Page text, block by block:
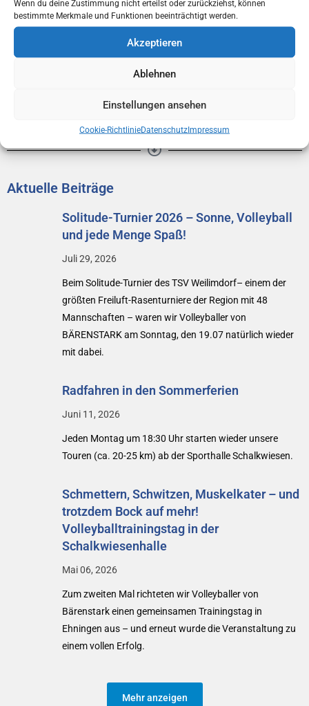
Wenn du deine Zustimmung nicht erteilst oder zurückziehst, können
bestimmte Merkmale und Funktionen beeinträchtigt werden.
Akzeptieren
Ablehnen
Einstellungen ansehen
Cookie-RichtlinieDatenschutzImpressum
Mittwoch, 20:00 – 22:00
Schalkwiesenhalle 1, Ehningen
Aktuelle Beiträge
Solitude-Turnier 2026 – Sonne, Volleyball
und jede Menge Spaß!
Juli 29, 2026
Beim Solitude-Turnier des TSV Weilimdorf– einem der
größten Freiluft-Rasenturniere der Region mit 48
Mannschaften – waren wir Volleyballer von
BÄRENSTARK am Sonntag, den 19.07 natürlich wieder
mit dabei.
Radfahren in den Sommerferien
Juni 11, 2026
Jeden Montag um 18:30 Uhr starten wieder unsere
Touren (ca. 20-25 km) ab der Sporthalle Schalkwiesen.
Schmettern, Schwitzen, Muskelkater – und
trotzdem Bock auf mehr!
Volleyballtrainingstag in der
Schalkwiesenhalle
Mai 06, 2026
Zum zweiten Mal richteten wir Volleyballer von
Bärenstark einen gemeinsamen Trainingstag in
Ehningen aus – und erneut wurde die Veranstaltung zu
einem vollen Erfolg.
Mehr anzeigen